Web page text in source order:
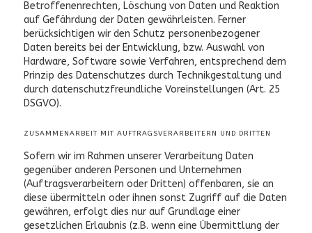
Betroffenenrechten, Löschung von Daten und Reaktion
auf Gefährdung der Daten gewährleisten. Ferner
berücksichtigen wir den Schutz personenbezogener
Daten bereits bei der Entwicklung, bzw. Auswahl von
Hardware, Software sowie Verfahren, entsprechend dem
Prinzip des Datenschutzes durch Technikgestaltung und
durch datenschutzfreundliche Voreinstellungen (Art. 25
DSGVO).
ZUSAMMENARBEIT MIT AUFTRAGSVERARBEITERN UND DRITTEN
Sofern wir im Rahmen unserer Verarbeitung Daten
gegenüber anderen Personen und Unternehmen
(Auftragsverarbeitern oder Dritten) offenbaren, sie an
diese übermitteln oder ihnen sonst Zugriff auf die Daten
gewähren, erfolgt dies nur auf Grundlage einer
gesetzlichen Erlaubnis (z.B. wenn eine Übermittlung der